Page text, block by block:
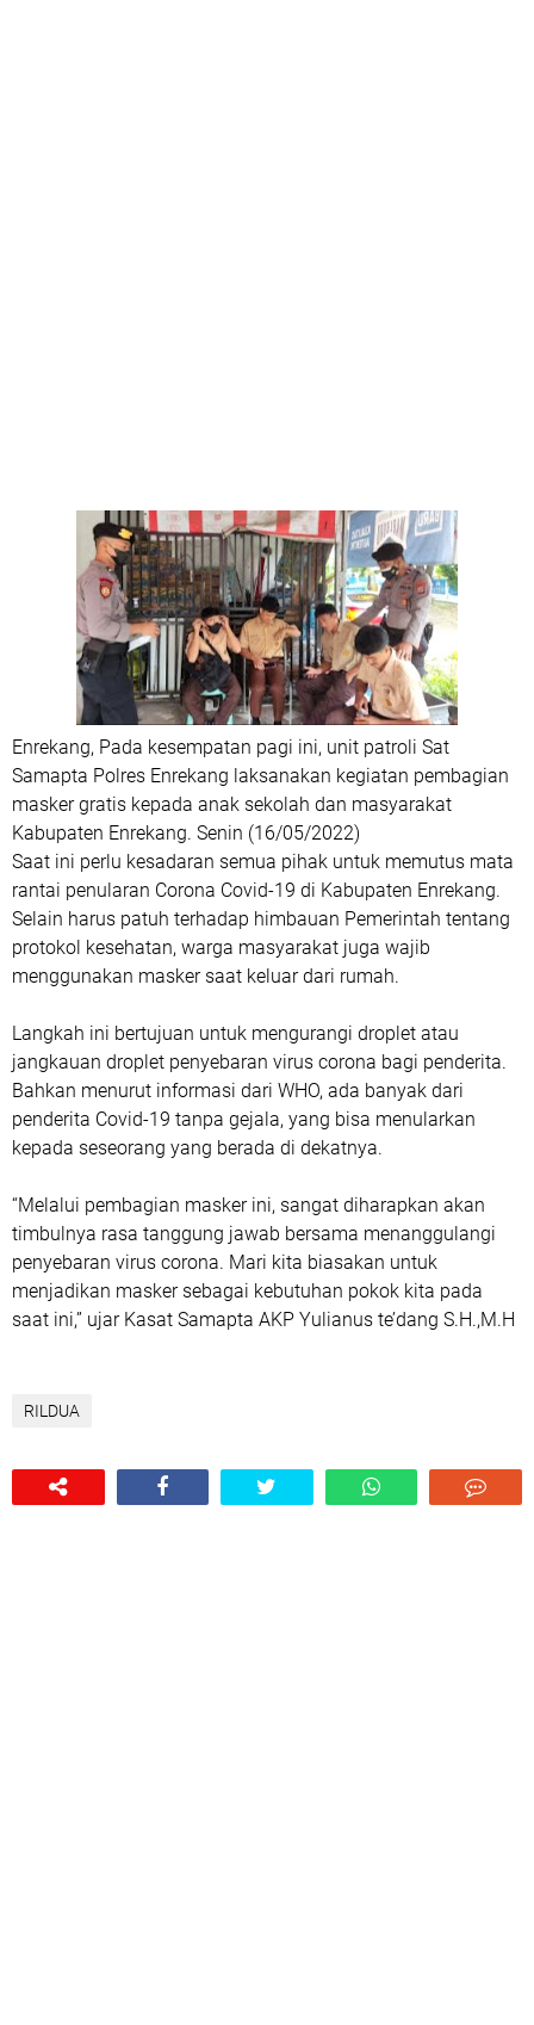
Enrekang, Pada kesempatan pagi ini, unit patroli Sat
Samapta Polres Enrekang laksanakan kegiatan pembagian
masker gratis kepada anak sekolah dan masyarakat
Kabupaten Enrekang. Senin (16/05/2022)
Saat ini perlu kesadaran semua pihak untuk memutus mata
rantai penularan Corona Covid-19 di Kabupaten Enrekang.
Selain harus patuh terhadap himbauan Pemerintah tentang
protokol kesehatan, warga masyarakat juga wajib
menggunakan masker saat keluar dari rumah.
Langkah ini bertujuan untuk mengurangi droplet atau
jangkauan droplet penyebaran virus corona bagi penderita.
Bahkan menurut informasi dari WHO, ada banyak dari
penderita Covid-19 tanpa gejala, yang bisa menularkan
kepada seseorang yang berada di dekatnya.
“Melalui pembagian masker ini, sangat diharapkan akan
timbulnya rasa tanggung jawab bersama menanggulangi
penyebaran virus corona. Mari kita biasakan untuk
menjadikan masker sebagai kebutuhan pokok kita pada
saat ini,” ujar Kasat Samapta AKP Yulianus te’dang S.H.,M.H
RILDUA